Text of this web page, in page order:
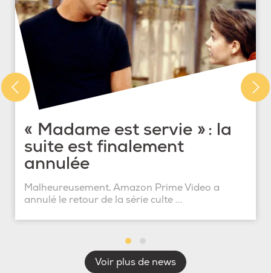
« Madame est servie » : la
suite est finalement
annulée
Malheureusement, Amazon Prime Video a
annulé le retour de la série culte ...
Voir plus de news